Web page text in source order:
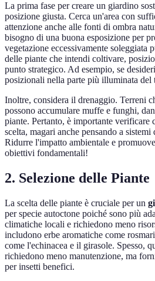
La prima fase per creare un giardino
posizione giusta. Cerca un'area con
attenzione anche alle fonti di ombra
bisogno di una buona esposizione per
vegetazione eccessivamente soleggiata
delle piante che intendi coltivare,
punto strategico. Ad esempio, se
posizionali nella parte più illuminata del
Inoltre, considera il drenaggio. Terreni
possono accumulare muffe e funghi,
piante. Pertanto, è importante verificare
scelta, magari anche pensando a
Ridurre l'impatto ambientale e
obiettivi fondamentali!
2. Selezione delle Piante
La scelta delle piante è cruciale per un
per specie autoctone poiché sono più
climatiche locali e richiedono meno
includono erbe aromatiche come
come l'echinacea e il girasole. Spesso,
richiedono meno manutenzione, ma
per insetti benefici.